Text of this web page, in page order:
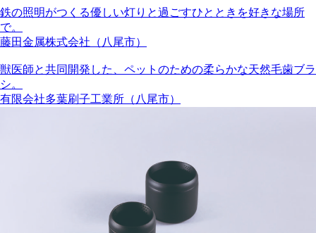
鉄の照明がつくる優しい灯りと過ごすひとときを好きな場所
で。
藤田金属株式会社（八尾市）
獣医師と共同開発した、ペットのための柔らかな天然毛歯ブラ
シ。
有限会社多葉刷子工業所（八尾市）